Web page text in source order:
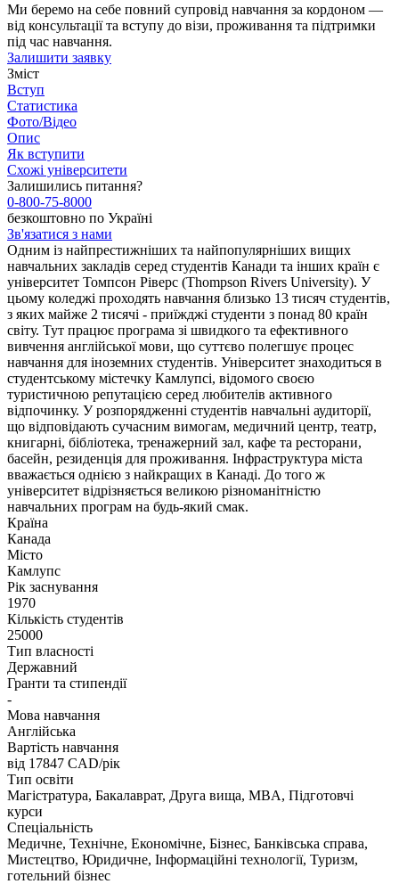
Ми беремо на себе повний супровід навчання за кордоном —
від консультації та вступу до візи, проживання та підтримки
під час навчання.
Залишити заявку
Зміст
Вступ
Статистика
Фото/Відео
Опис
Як вступити
Схожі університети
Залишились питання?
0-800-75-8000
безкоштовно по Україні
Зв'язатися з нами
Одним із найпрестижніших та найпопулярніших вищих
навчальних закладів серед студентів Канади та інших країн є
університет Томпсон Ріверс (Thompson Rivers University). У
цьому коледжі проходять навчання близько 13 тисяч студентів,
з яких майже 2 тисячі - приїжджі студенти з понад 80 країн
світу. Тут працює програма зі швидкого та ефективного
вивчення англійської мови, що суттєво полегшує процес
навчання для іноземних студентів. Університет знаходиться в
студентському містечку Камлупсі, відомого своєю
туристичною репутацією серед любителів активного
відпочинку. У розпорядженні студентів навчальні аудиторії,
що відповідають сучасним вимогам, медичний центр, театр,
книгарні, бібліотека, тренажерний зал, кафе та ресторани,
басейн, резиденція для проживання. Інфраструктура міста
вважається однією з найкращих в Канаді. До того ж
університет відрізняється великою різноманітністю
навчальних програм на будь-який смак.
Країна
Канада
Місто
Камлупс
Рік заснування
1970
Кількість студентів
25000
Тип власності
Державний
Гранти та стипендії
-
Мова навчання
Англійська
Вартість навчання
від 17847 CAD/рік
Тип освіти
Магістратура, Бакалаврат, Друга вища, MBA, Підготовчі
курси
Спеціальність
Медичне, Технічне, Економічне, Бізнес, Банківська справа,
Мистецтво, Юридичне, Інформаційні технології, Туризм,
готельний бізнес